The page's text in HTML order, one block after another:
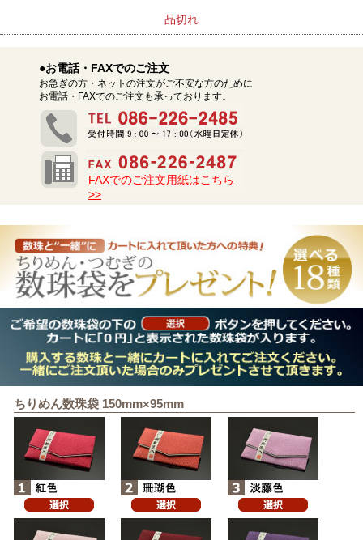
品切れ
●お電話・FAXでのご注文
お急ぎの方・ネットの注文がご不安な方のために
お電話・FAXでのご注文も承っております。
FAXでのご注文用紙はこちら
>>
ちりめん数珠袋 150mm×95mm